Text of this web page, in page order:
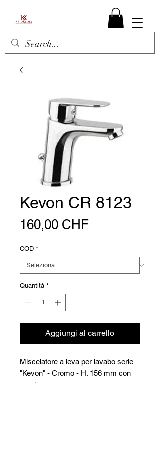
Kevon CR 8123
160,00 CHFPrezzo
COD *
Quantità *
Aggiungi al carrello
Miscelatore a leva per lavabo serie
"Kevon" - Cromo - H. 156 mm con
scarico